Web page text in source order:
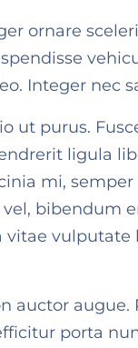
ornare
Integer nec
ut purus.
ligula
mi, semper
bibendum
vitae vulputate
auctor augue.
porta